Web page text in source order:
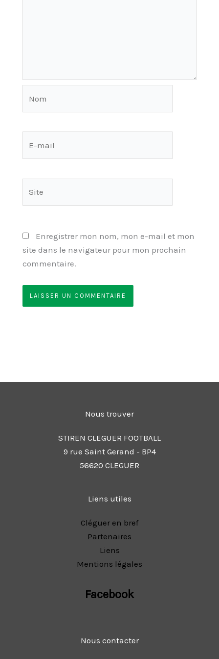
Enregistrer mon nom, mon e-mail et mon
site dans le navigateur pour mon prochain
commentaire.
Nous trouver
STIREN CLEGUER FOOTBALL
9 rue Saint Gerand - BP4
56620 CLEGUER
Liens utiles
Cléguer en bref
Partenaires
Liens
Mentions légales
Facebook
Nous contacter